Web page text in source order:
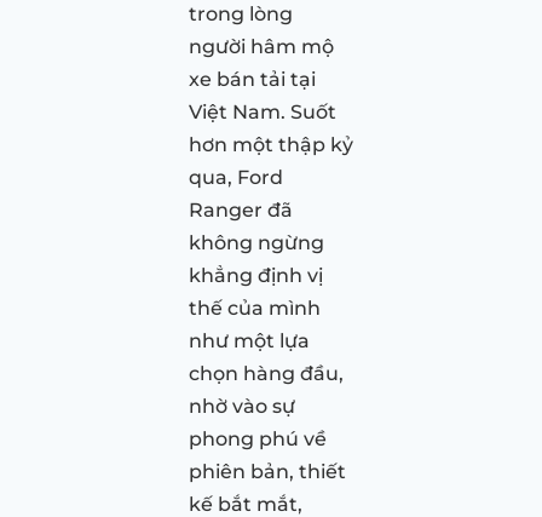
trong lòng
người hâm mộ
xe bán tải tại
Việt Nam. Suốt
hơn một thập kỷ
qua, Ford
Ranger đã
không ngừng
khẳng định vị
thế của mình
như một lựa
chọn hàng đầu,
nhờ vào sự
phong phú về
phiên bản, thiết
kế bắt mắt,